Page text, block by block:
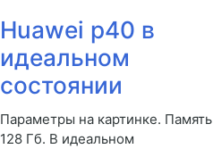
Huawei p40 в
идеальном
состоянии
Параметры на картинке. Память
128 Гб. В идеальном